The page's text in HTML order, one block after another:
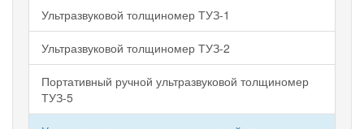
Ультразвуковой толщиномер ТУЗ-1
Ультразвуковой толщиномер ТУЗ-2
Портативный ручной ультразвуковой толщиномер
ТУЗ-5